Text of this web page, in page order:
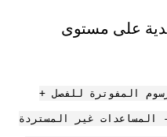
على مستوى
المفوترة للفصل +
المساعدات غير المستردة